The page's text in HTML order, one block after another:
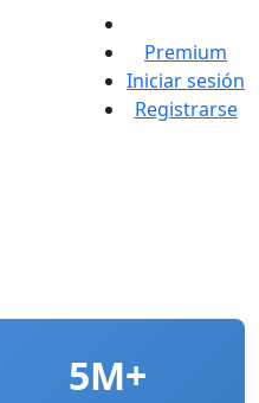
Premium
Iniciar sesión
Registrarse
5M+